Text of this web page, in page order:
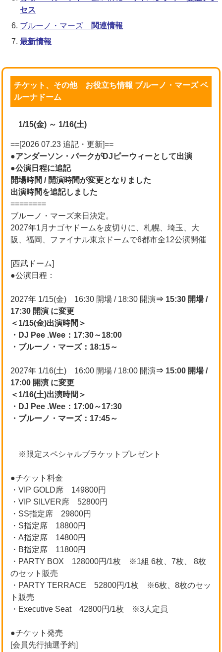
セス
ブルーノ・マーズ
関連情報
最新情報
チケット、その他 お役立ち情報 ブルーノ・マーズ ベ
ルーナドーム
1/15(金) ～ 1/16(土)
==[2026 07.23 追記・更新]==
●アンダーソン・パークがDJピーウィーとして出演
●公演日程に追記
開場時間 / 開演時間が変更となりました
出演時間を追記しました
========
ブルーノ・マーズ来日決定。
2027年1月ナゴヤドームを皮切りに、札幌、埼玉、大
阪、福岡、ファイナル東京ドームで6都市全12公演開催
[西武ドーム]
●公演日程：
2027年 1/15(金) 16:30 開場 / 18:30 開演⇒ 15:30 開場 /
17:30 開演 に変更
＜1/15(金)出演時間＞
・DJ Pee .Wee：17:30～18:00
・ブルーノ・マーズ：18:15～
2027年 1/16(土) 16:00 開場 / 18:00 開演⇒ 15:00 開場 /
17:00 開演 に変更
＜1/16(土)出演時間＞
・DJ Pee .Wee：17:00～17:30
・ブルーノ・マーズ：17:45～
※限定スペシャルブラケットプレゼント
●チケット料金
・VIP GOLD席 149800円
・VIP SILVER席 52800円
・SS指定席 29800円
・S指定席 18800円
・A指定席 14800円
・B指定席 11800円
・PARTY BOX 128000円/1枚 ※1組 6枚、7枚、 8枚
のセット販売
・PARTY TERRACE 52800円/1枚 ※6枚、8枚のセッ
ト販売
・Executive Seat 42800円/1枚 ※3人定員
●チケット発売
[会員先行抽選予約]